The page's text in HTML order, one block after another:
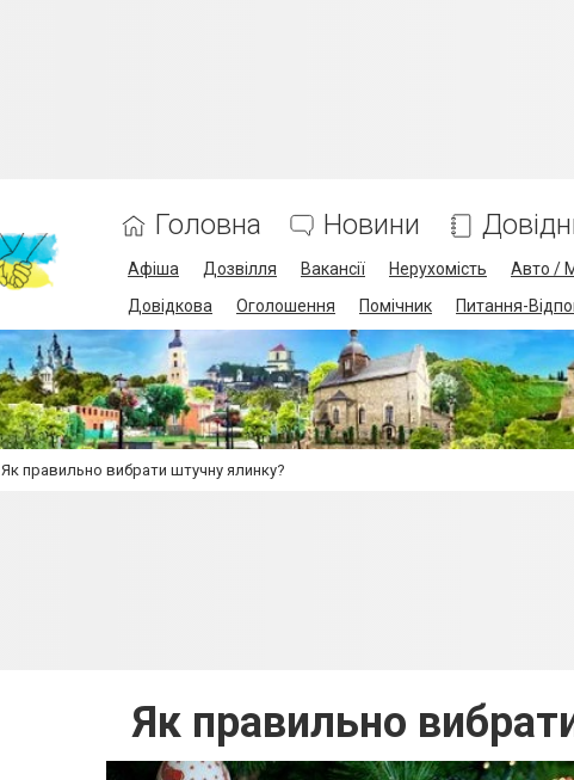
Головна Новини
Афіша Дозвілля Вакансії Нерухомість Авто /
Довідкова
Оголошення Помічник Питання-
Як правильно вибрати штучну ялинку?
Як правильно